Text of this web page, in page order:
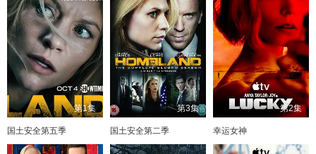
第1集
国土安全第五季
第3集
国土安全第二季
第2集
幸运女神